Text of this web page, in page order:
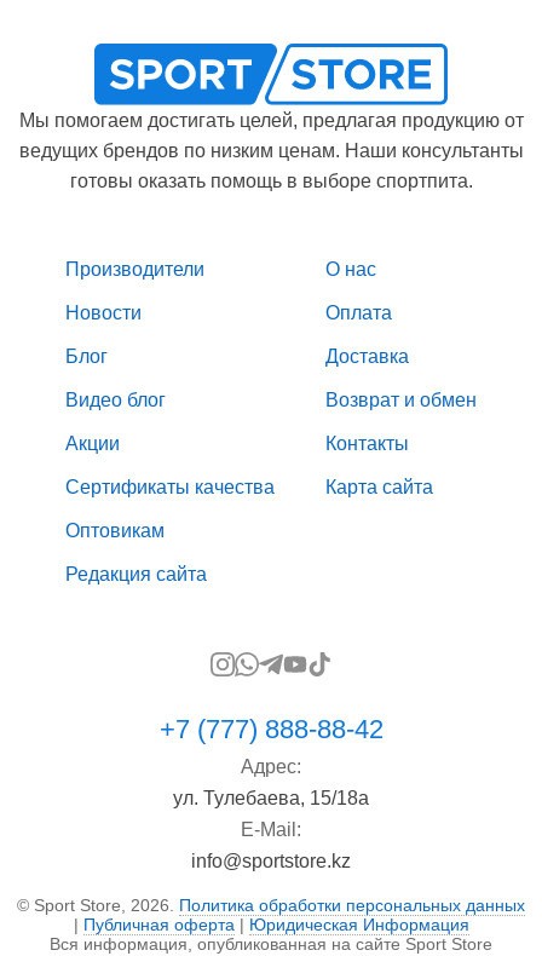
Мы помогаем достигать целей, предлагая продукцию от
ведущих брендов по низким ценам. Наши консультанты
готовы оказать помощь в выборе спортпита.
Производители
Новости
Блог
Видео блог
Акции
Сертификаты качества
Оптовикам
Редакция сайта
О нас
Оплата
Доставка
Возврат и обмен
Контакты
Карта сайта
+7 (777) 888-88-42
Адрес:
ул. Тулебаева, 15/18а
E-Mail:
info@sportstore.kz
© Sport Store, 2026. Политика обработки персональных данных
| Публичная оферта| Юридическая Информация
Вся информация, опубликованная на сайте Sport Store